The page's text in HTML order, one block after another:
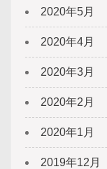
2020年5月
2020年4月
2020年3月
2020年2月
2020年1月
2019年12月